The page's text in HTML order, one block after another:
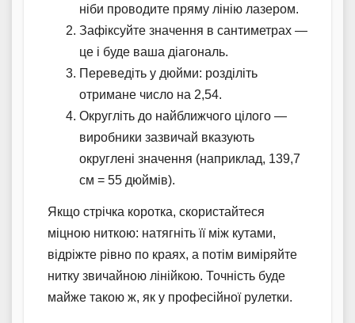
ніби проводите пряму лінію лазером.
Зафіксуйте значення в сантиметрах —
це і буде ваша діагональ.
Переведіть у дюйми: розділіть
отримане число на 2,54.
Округліть до найближчого цілого —
виробники зазвичай вказують
округлені значення (наприклад, 139,7
см = 55 дюймів).
Якщо стрічка коротка, скористайтеся
міцною ниткою: натягніть її між кутами,
відріжте рівно по краях, а потім виміряйте
нитку звичайною лінійкою. Точність буде
майже такою ж, як у професійної рулетки.